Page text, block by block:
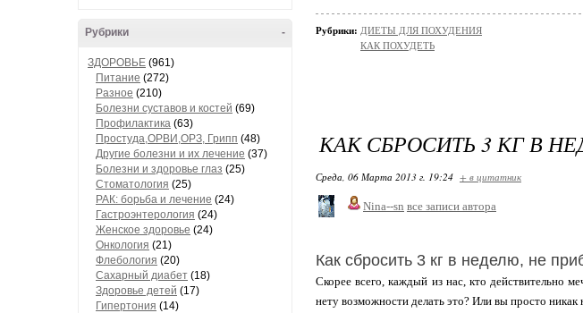
-
Рубрики
ЗДОРОВЬЕ (961)
Питание (272)
Разное (210)
Болезни суставов и костей (69)
Профилактика (63)
Простуда,ОРВИ,ОРЗ, Грипп (48)
Другие болезни и их лечение (37)
Болезни и здоровье глаз (25)
Стоматология (25)
РАК: борьба и лечение (24)
Гастроэнтерология (24)
Женское здоровье (24)
Онкология (21)
Флебология (20)
Сахарный диабет (18)
Здоровье детей (17)
Гипертония (14)
Рубрики: ДИЕТЫ ДЛЯ ПОХУДЕНИЯ
КАК ПОХУДЕТЬ
КАК СБРОСИТЬ 3 КГ В
Среда, 06 Марта 2013 г. 19:24 + в цитатник
Nina--sn все записи автора
Как сбросить 3 кг в неделю, не
Скорее всего, каждый из нас, кто действительно
нету возможности делать это? Или вы просто